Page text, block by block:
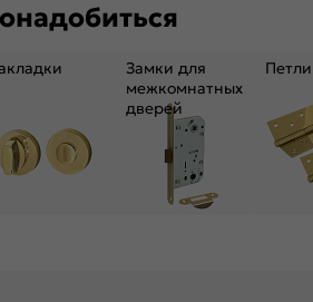
Замки для
межкомнатных
дверей
Петли